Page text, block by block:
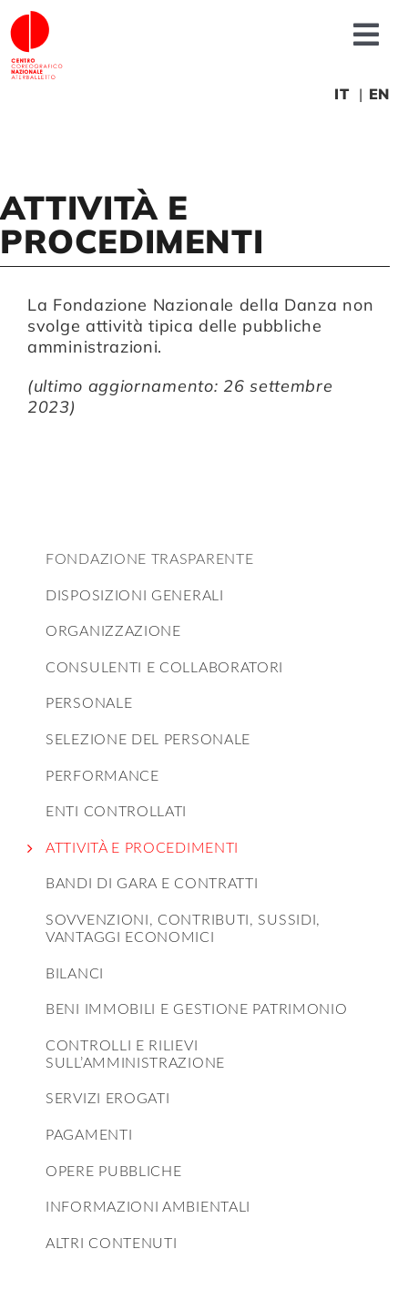
Salta
al
contenuto
Produzioni
Fonderia
Formazione
IT EN
ATTIVITÀ E
PROCEDIMENTI
La Fondazione Nazionale della Danza non
svolge attività tipica delle pubbliche
amministrazioni.
(ultimo aggiornamento: 26 settembre
2023)
FONDAZIONE TRASPARENTE
DISPOSIZIONI GENERALI
ORGANIZZAZIONE
CONSULENTI E COLLABORATORI
PERSONALE
SELEZIONE DEL PERSONALE
PERFORMANCE
ENTI CONTROLLATI
ATTIVITÀ E PROCEDIMENTI
BANDI DI GARA E CONTRATTI
SOVVENZIONI, CONTRIBUTI, SUSSIDI,
VANTAGGI ECONOMICI
BILANCI
BENI IMMOBILI E GESTIONE PATRIMONIO
CONTROLLI E RILIEVI
SULL’AMMINISTRAZIONE
SERVIZI EROGATI
PAGAMENTI
OPERE PUBBLICHE
INFORMAZIONI AMBIENTALI
ALTRI CONTENUTI